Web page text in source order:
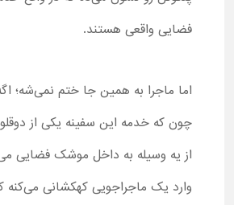
فضایی واقعی هستند.
اما ماجرا به همین جا ختم نمی‌شه؛
چون که خدمه این سفینه یکی از
از یه وسیله به داخل موشک فضایی
وارد یک ماجراجویی کهکشانی می‌کنه